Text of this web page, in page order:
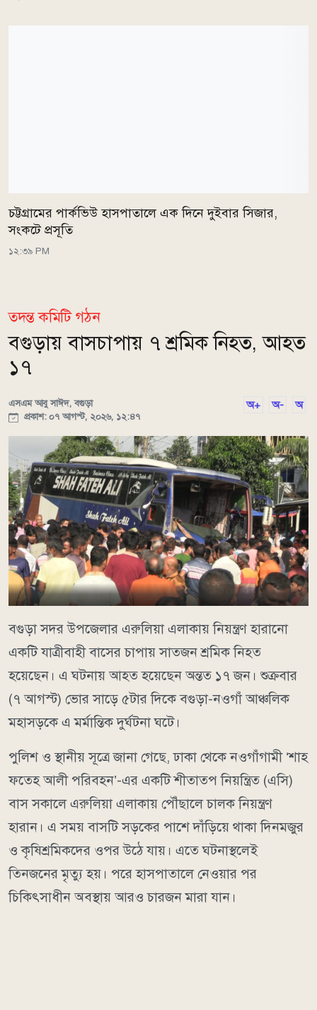
চট্টগ্রামের পার্কভিউ হাসপাতালে এক দিনে দুইবার সিজার,
সংকটে প্রসূতি
১২:৩৯ PM
তদন্ত কমিটি গঠন
বগুড়ায় বাসচাপায় ৭ শ্রমিক নিহত, আহত
১৭
এসএম আবু সাঈদ, বগুড়া
প্রকাশ: ০৭ আগস্ট, ২০২৬, ১২:৪৭
অ+ অ- অ
বগুড়া সদর উপজেলার এরুলিয়া এলাকায় নিয়ন্ত্রণ হারানো
একটি যাত্রীবাহী বাসের চাপায় সাতজন শ্রমিক নিহত
হয়েছেন। এ ঘটনায় আহত হয়েছেন অন্তত ১৭ জন। শুক্রবার
(৭ আগস্ট) ভোর সাড়ে ৫টার দিকে বগুড়া-নওগাঁ আঞ্চলিক
মহাসড়কে এ মর্মান্তিক দুর্ঘটনা ঘটে।
পুলিশ ও স্থানীয় সূত্রে জানা গেছে, ঢাকা থেকে নওগাঁগামী ‘শাহ
ফতেহ আলী পরিবহন’-এর একটি শীতাতপ নিয়ন্ত্রিত (এসি)
বাস সকালে এরুলিয়া এলাকায় পৌঁছালে চালক নিয়ন্ত্রণ
হারান। এ সময় বাসটি সড়কের পাশে দাঁড়িয়ে থাকা দিনমজুর
ও কৃষিশ্রমিকদের ওপর উঠে যায়। এতে ঘটনাস্থলেই
তিনজনের মৃত্যু হয়। পরে হাসপাতালে নেওয়ার পর
চিকিৎসাধীন অবস্থায় আরও চারজন মারা যান।